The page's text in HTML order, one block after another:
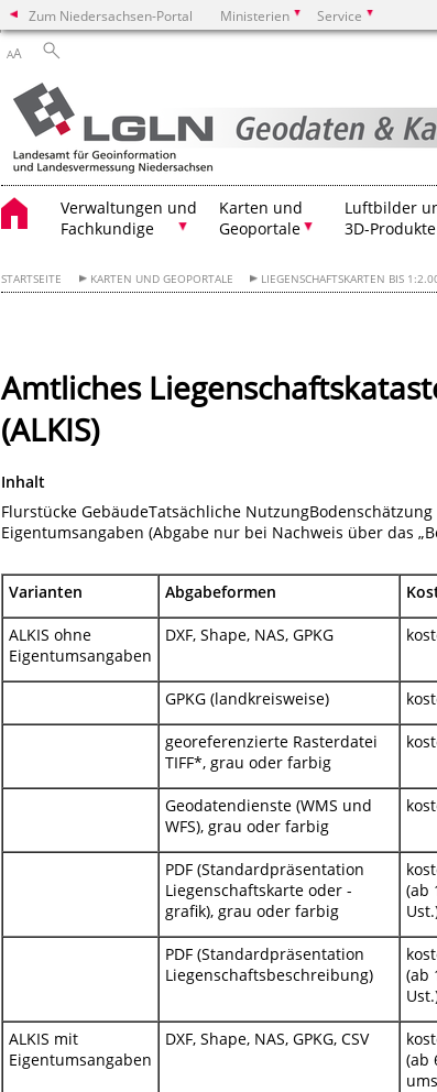
Zum Niedersachsen-Portal Ministerien Service
AA
Verwaltungen und
Fachkundige
Karten und
Geoportale
Luftbilder
3D-Produkte
STARTSEITE KARTEN UND GEOPORTALE LIEGENSCHAFTSKARTEN BIS
Amtliches
(ALKIS)
Inhalt
Flurstücke GebäudeTatsächliche NutzungBodenschätzung
Eigentumsangaben (Abgabe nur bei Nachweis über das
Varianten Abgabeformen
ALKIS ohne
Eigentumsangaben
DXF, Shape, NAS, GPKG
GPKG (landkreisweise)
georeferenzierte Rasterdatei
TIFF*, grau oder farbig
Geodatendienste (WMS und
WFS), grau oder farbig
PDF (Standardpräsentation
Liegenschaftskarte oder -
grafik), grau oder farbig
(ab
PDF (Standardpräsentation
Liegenschaftsbeschreibung)
(ab
ALKIS mit
Eigentumsangaben
DXF, Shape, NAS, GPKG, CSV
(ab